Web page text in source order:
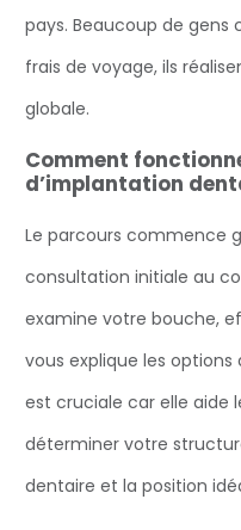
pays. Beaucoup de
frais de voyage, ils
globale.
Comment
d’implantation
Le parcours commence
consultation initiale au
examine votre bouche,
vous explique les
est cruciale car elle aide
déterminer votre
dentaire et la position